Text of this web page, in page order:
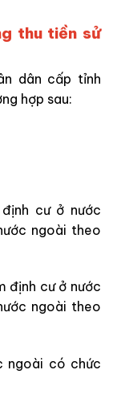
thu tiền sử
dân cấp tỉnh
hợp sau:
cư ở nước
ngoài theo
định cư ở nước
ngoài theo
ngoài có chức